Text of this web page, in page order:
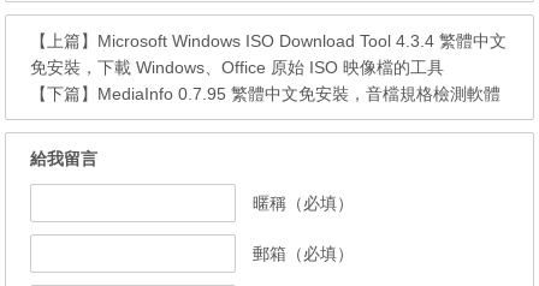
【上篇】 Microsoft Windows ISO Download Tool 4.3.4 繁體中文
免安裝，下載 Windows、Office 原始 ISO 映像檔的工具
【下篇】 MediaInfo 0.7.95 繁體中文免安裝，音檔規格檢測軟體
給我留言
暱稱（必填）
郵箱（必填）